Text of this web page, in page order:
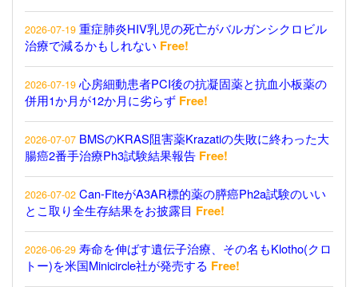
2026-07-19 重症肺炎HIV乳児の死亡がバルガンシクロビル
治療で減るかもしれない Free!
2026-07-19 心房細動患者PCI後の抗凝固薬と抗血小板薬の
併用1か月が12か月に劣らず Free!
2026-07-07 BMSのKRAS阻害薬Krazatiの失敗に終わった大
腸癌2番手治療Ph3試験結果報告 Free!
2026-07-02 Can-FiteがA3AR標的薬の膵癌Ph2a試験のいい
とこ取り全生存結果をお披露目 Free!
2026-06-29 寿命を伸ばす遺伝子治療、その名もKlotho(クロ
トー)を米国Minicircle社が発売する Free!